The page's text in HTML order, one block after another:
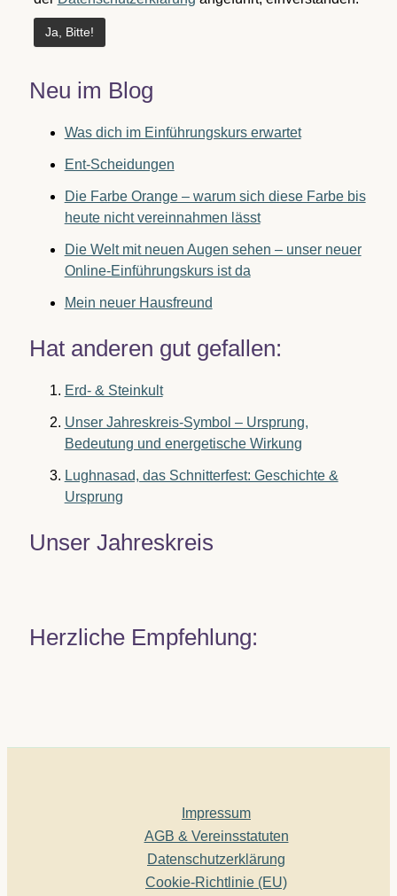
Neu im Blog
Was dich im Einführungskurs erwartet
Ent-Scheidungen
Die Farbe Orange – warum sich diese Farbe bis
heute nicht vereinnahmen lässt
Die Welt mit neuen Augen sehen – unser neuer
Online-Einführungskurs ist da
Mein neuer Hausfreund
Hat anderen gut gefallen:
Erd- & Steinkult
Unser Jahreskreis-Symbol – Ursprung,
Bedeutung und energetische Wirkung
Lughnasad, das Schnitterfest: Geschichte &
Ursprung
Unser Jahreskreis
Herzliche Empfehlung:
Impressum
AGB & Vereinsstatuten
Datenschutzerklärung
Cookie-Richtlinie (EU)